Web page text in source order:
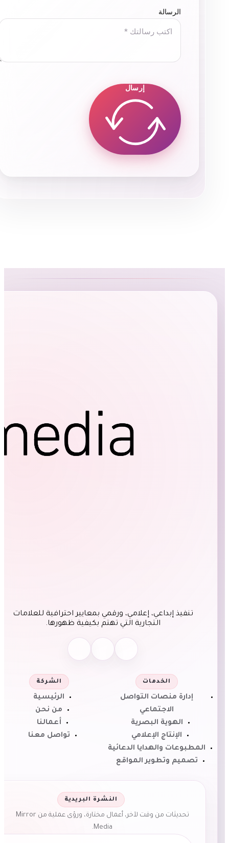
نقدّر مجهود فريق Mirror Media في تطوير حضورنا الرقمي، ونتمنى لهم دوام النجاح والتوفيق.
كمال سيد
صاحب معرض A1 Auto
إرسال
تنفيذ إبداعي، إعلامي، ورقمي بمعايير احترافية للعلامات
التجارية التي تهتم بكيفية ظهورها.
الخدمات
إدارة منصات التواصل
الاجتماعي
الهوية البصرية
الإنتاج الإعلامي
والهدايا الدعائية
تصميم وتطوير المواقع
الشركة
الرئيسية
من نحن
أعمالنا
تواصل معنا
النشرة البريدية
تحديثات من وقت لآخر، أعمال مختارة، ورؤى عملية من Mirror